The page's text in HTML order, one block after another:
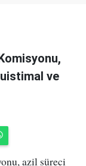
ve
azil süreci